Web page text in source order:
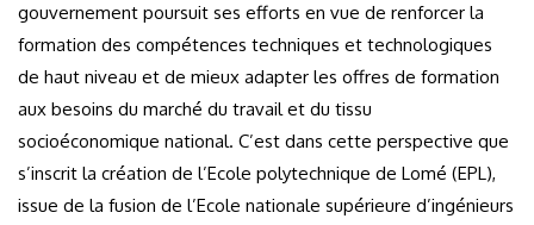
gouvernement poursuit ses efforts en vue de renforcer la
formation des compétences techniques et technologiques
de haut niveau et de mieux adapter les offres de formation
aux besoins du marché du travail et du tissu
socioéconomique national. C’est dans cette perspective que
s’inscrit la création de l’Ecole polytechnique de Lomé (EPL),
issue de la fusion de l’Ecole nationale supérieure d’ingénieurs